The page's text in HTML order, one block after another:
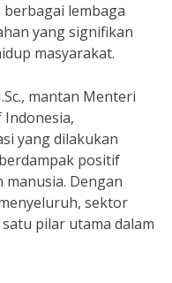
lembaga
yang signifikan
masyarakat.
mantan Menteri
Indonesia,
yang dilakukan
positif
Dengan
sektor
pilar utama dalam